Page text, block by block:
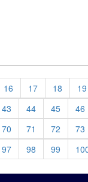
16 17 18 19
43 44 45 46
70 71 72 73
97 98 99